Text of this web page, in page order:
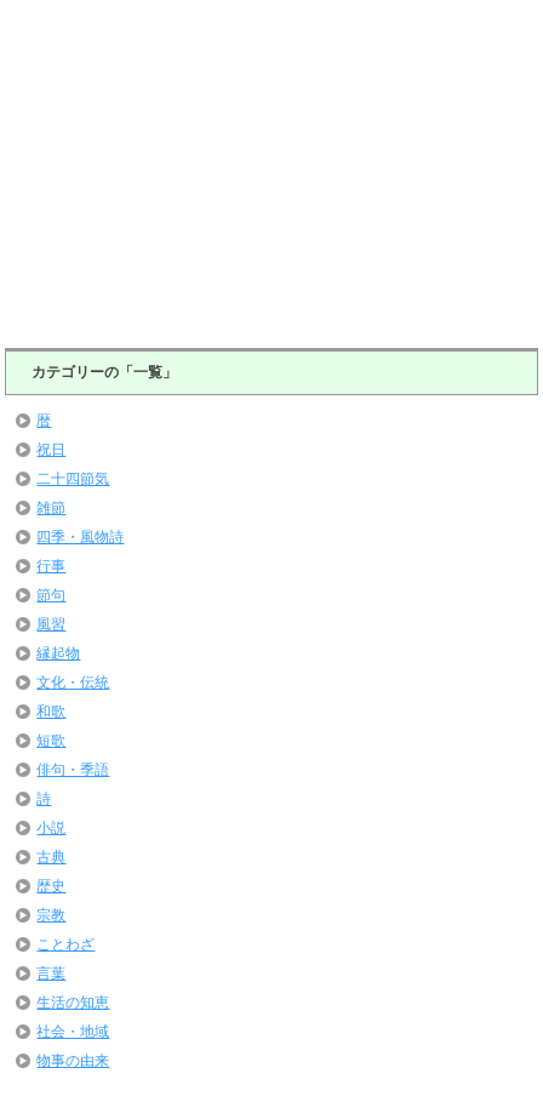
カテゴリーの「一覧」
暦
祝日
二十四節気
雑節
四季・風物詩
行事
節句
風習
縁起物
文化・伝統
和歌
短歌
俳句・季語
詩
小説
古典
歴史
宗教
ことわざ
言葉
生活の知恵
社会・地域
物事の由来